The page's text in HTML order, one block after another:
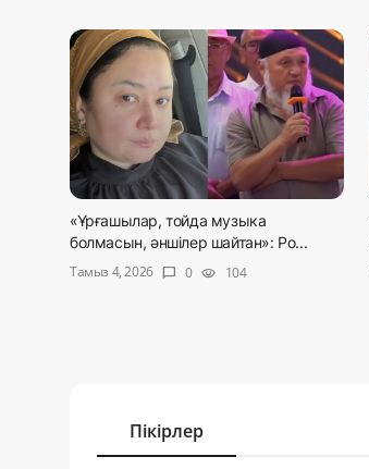
«Ұрғашылар, тойда музыка
болмасын, әншілер шайтан»: Ро...
Тамыз 4, 2026
chat_bubble 0 visibility 104
Пікірлер